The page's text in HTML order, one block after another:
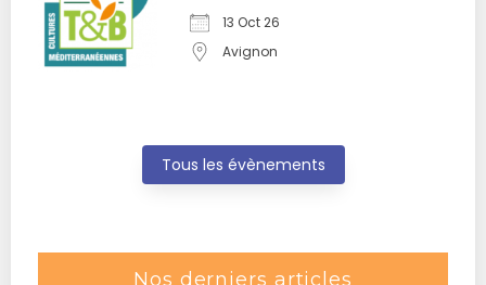
13 Oct 26
Avignon
Tous les évènements
Nos derniers articles